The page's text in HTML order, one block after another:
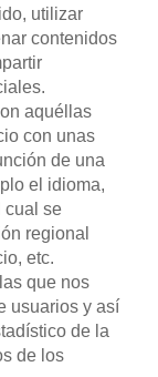
utilizar
contenidos
aquéllas
con unas
de una
el idioma,
cual se
regional
etc.
que nos
usuarios y así
de la
de los